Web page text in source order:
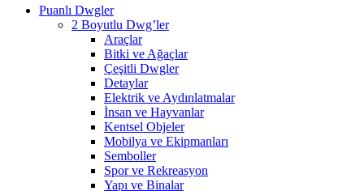
Puanlı Dwgler
2 Boyutlu Dwg’ler
Araçlar
Bitki ve Ağaçlar
Çeşitli Dwgler
Detaylar
Elektrik ve Aydınlatmalar
İnsan ve Hayvanlar
Kentsel Objeler
Mobilya ve Ekipmanları
Semboller
Spor ve Rekreasyon
Yapı ve Binalar